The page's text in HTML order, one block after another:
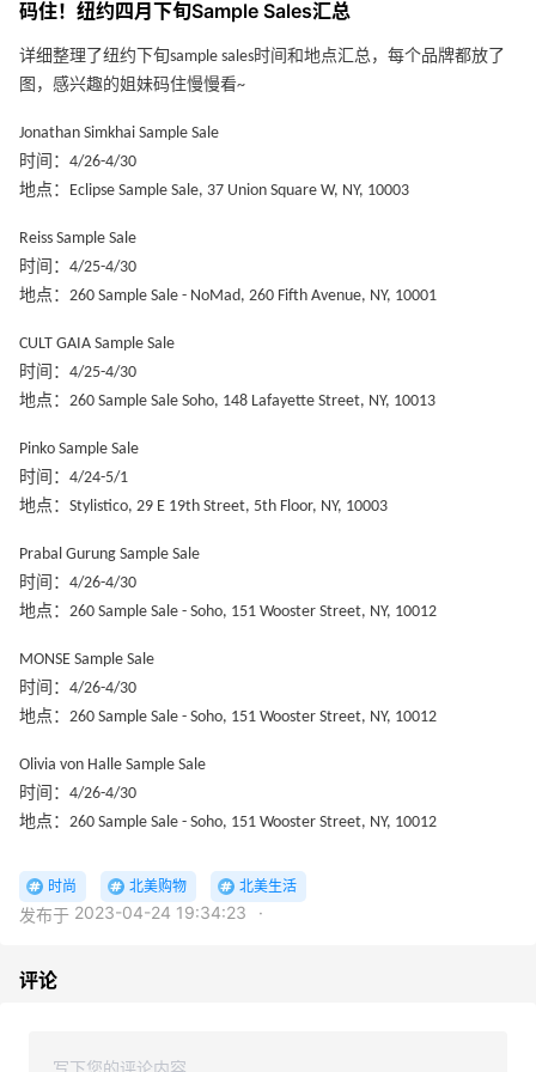
码住！纽约四月下旬Sample Sales汇总
详细整理了纽约下旬sample sales时间和地点汇总，每个品牌都放了
图，感兴趣的姐妹码住慢慢看~
Jonathan Simkhai Sample Sale
时间：4/26-4/30
地点：Eclipse Sample Sale, 37 Union Square W, NY, 10003
Reiss Sample Sale
时间：4/25-4/30
地点：260 Sample Sale - NoMad, 260 Fifth Avenue, NY, 10001
CULT GAIA Sample Sale
时间：4/25-4/30
地点：260 Sample Sale Soho, 148 Lafayette Street, NY, 10013
Pinko Sample Sale
时间：4/24-5/1
地点：Stylistico, 29 E 19th Street, 5th Floor, NY, 10003
Prabal Gurung Sample Sale
时间：4/26-4/30
地点：260 Sample Sale - Soho, 151 Wooster Street, NY, 10012
MONSE Sample Sale
时间：4/26-4/30
地点：260 Sample Sale - Soho, 151 Wooster Street, NY, 10012
Olivia von Halle Sample Sale
时间：4/26-4/30
地点：260 Sample Sale - Soho, 151 Wooster Street, NY, 10012
时尚 北美购物 北美生活
发布于 2023-04-24 19:34:23 ·
评论